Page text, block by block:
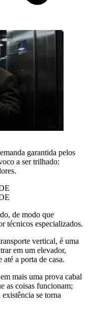
garantida pelos
a ser trilhado:
de modo que
técnicos especializados.
vertical, é uma
em um elevador,
a porta de casa.
mais uma prova cabal
as coisas funcionam;
se torna